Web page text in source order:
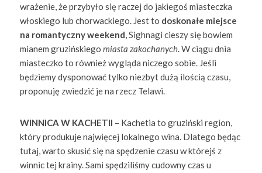
wrażenie, że przybyło się raczej do jakiegoś miasteczka
włoskiego lub chorwackiego. Jest to doskonałe miejsce
na romantyczny weekend, Sighnagi cieszy się bowiem
mianem gruzińskiego miasta zakochanych. W ciągu dnia
miasteczko to również wygląda niczego sobie. Jeśli
będziemy dysponować tylko niezbyt dużą ilością czasu,
proponuję zwiedzić je na rzecz Telawi.
WINNICA W KACHETII – Kachetia to gruziński region,
który produkuje najwięcej lokalnego wina. Dlatego będąc
tutaj, warto skusić się na spędzenie czasu w którejś z
winnic tej krainy. Sami spędziliśmy cudowny czas u